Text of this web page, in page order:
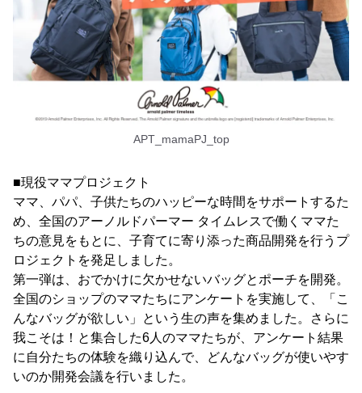
APT_mamaPJ_top
■現役ママプロジェクト
ママ、パパ、子供たちのハッピーな時間をサポートするた
め、全国のアーノルドパーマー タイムレスで働くママた
ちの意見をもとに、子育てに寄り添った商品開発を行うプ
ロジェクトを発足しました。
第一弾は、おでかけに欠かせないバッグとポーチを開発。
全国のショップのママたちにアンケートを実施して、「こ
んなバッグが欲しい」という生の声を集めました。さらに
我こそは！と集合した6人のママたちが、アンケート結果
に自分たちの体験を織り込んで、どんなバッグが使いやす
いのか開発会議を行いました。